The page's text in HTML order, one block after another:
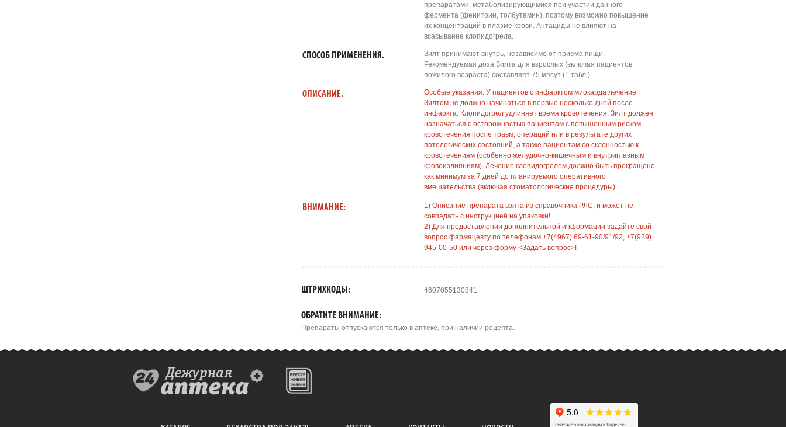
препаратами, метаболизирующимися при участии данного
фермента (фенитоин, толбутамин), поэтому возможно повышение
их концентраций в плазме крови. Антациды не влияют на
всасывание клопидогрела.
СПОСОБ ПРИМЕНЕНИЯ.
Зилт принимают внутрь, независимо от приема пищи.
Рекомендуемая доза Зилта для взрослых (включая пациентов
пожилого возраста) составляет 75 мг/сут (1 табл.).
ОПИСАНИЕ.
Особые указания: У пациентов с инфарктом миокарда лечение
Зилтом не должно начинаться в первые несколько дней после
инфаркта. Клопидогрел удлиняет время кровотечения. Зилт должен
назначаться с осторожностью пациентам с повышенным риском
кровотечения после травм, операций или в результате других
патологических состояний, а также пациентам со склонностью к
кровотечениям (особенно желудочно-кишечным и внутриглазным
кровоизлияниям). Лечение клопидогрелем должно быть прекращено
как минимум за 7 дней до планируемого оперативного
вмешательства (включая стоматологические процедуры).
ВНИМАНИЕ:
1) Описание препарата взята из справочника РЛС, и может не
совпадать с инструкцией на упаковки!
2) Для предоставлении дополнительной информации задайте свой
вопрос фармацевту по телефонам +7(4967) 69-61-90/91/92, +7(929)
945-00-50 или через форму <Задать вопрос>!
ШТРИХКОДЫ: 4607055130841
ОБРАТИТЕ ВНИМАНИЕ:
Препараты отпускаются только в аптеке, при наличии рецепта.